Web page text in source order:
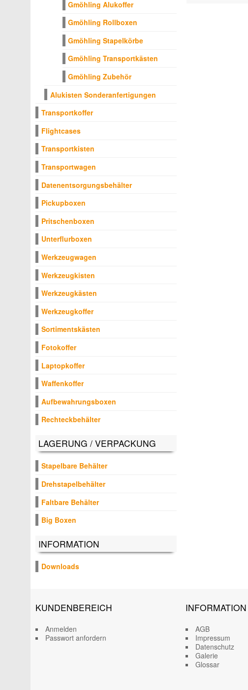
Gmöhling Alukoffer
Gmöhling Rollboxen
Gmöhling Stapelkörbe
Gmöhling Transportkästen
Gmöhling Zubehör
Alukisten Sonderanfertigungen
Transportkoffer
Flightcases
Transportkisten
Transportwagen
Datenentsorgungsbehälter
Pickupboxen
Pritschenboxen
Unterflurboxen
Werkzeugwagen
Werkzeugkisten
Werkzeugkästen
Werkzeugkoffer
Sortimentskästen
Fotokoffer
Laptopkoffer
Waffenkoffer
Aufbewahrungsboxen
Rechteckbehälter
LAGERUNG / VERPACKUNG
Stapelbare Behälter
Drehstapelbehälter
Faltbare Behälter
Big Boxen
INFORMATION
Downloads
KUNDENBEREICH
Anmelden
Passwort anfordern
INFORMATION
AGB
Impressum
Datenschutz
Galerie
Glossar